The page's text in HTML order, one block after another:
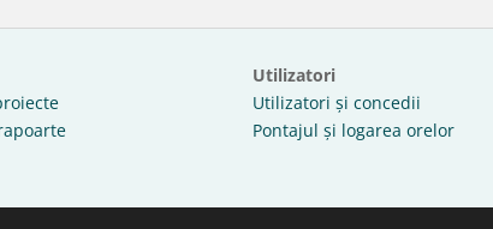
Utilizatori
Utilizatori și concedii
Pontajul și logarea orelor